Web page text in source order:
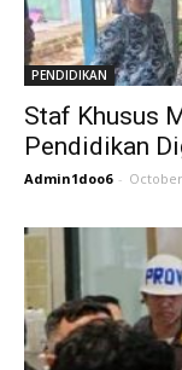
PENDIDIKAN
Staf Khusus
Pendidikan
Admin1doo6 -